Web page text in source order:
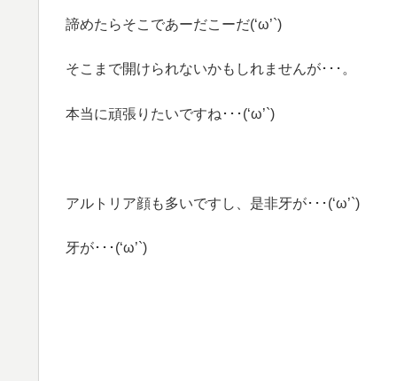
諦めたらそこであーだこーだ(‘ω’`)
そこまで開けられないかもしれませんが･･･。
本当に頑張りたいですね･･･(‘ω’`)
アルトリア顔も多いですし、是非牙が･･･(‘ω’`)
牙が･･･(‘ω’`)